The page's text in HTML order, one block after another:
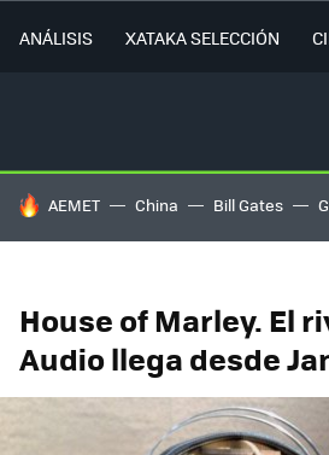
ANÁLISIS XATAKA SELECCIÓN
HOY SE HABLA DE
AEMET China Bill Gates
House of Marley. El
Audio llega desde